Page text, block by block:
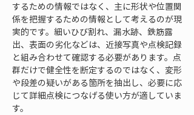
するための情報ではなく、主に形状や位置関
係を把握するための情報として考えるのが現
実的です。細いひび割れ、漏水跡、鉄筋露
出、表面の劣化などは、近接写真や点検記録
と組み合わせて確認する必要があります。点
群だけで健全性を断定するのではなく、変形
や段差の疑いがある箇所を抽出し、必要に応
じて詳細点検につなげる使い方が適していま
す。